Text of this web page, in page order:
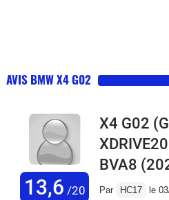
AVIS BMW X4 G02
13,6 /20
X4 G02
BVA8
Par HC17 le